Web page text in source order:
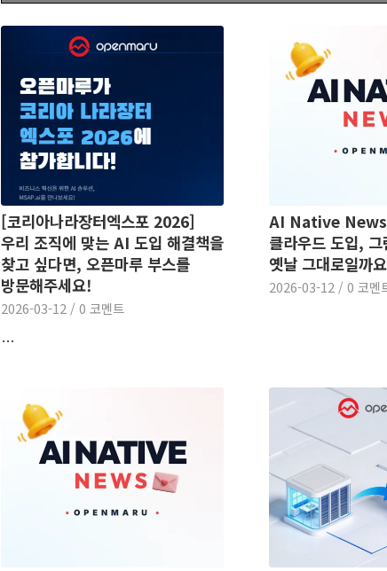
[코리아나라장터엑스포 2026]
우리 조직에 맞는 AI 도입 해결책을
찾고 싶다면, 오픈마루 부스를
방문해주세요!
2026-03-12 / 0 코멘트
…
AI Native News
클라우드 도입,
옛날 그대로일까
2026-03-12 / 0 코멘